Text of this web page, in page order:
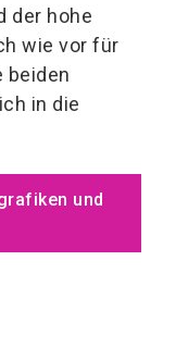
der hohe
wie vor für
beiden
in die
und